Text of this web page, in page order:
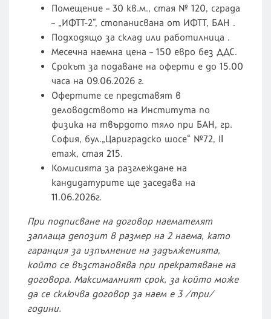
Помещение – 30 кв.м., стая № 120, сграда
– „ИФТТ-2“, стопанисвана от ИФТТ, БАН .
Подходящо за склад или работилница .
Месечна наемна цена – 150 евро без ДДС.
Срокът за подаване на оферти е до 15.00
часа на 09.06.2026 г.
Офертите се представят в
деловодството на Института по
физика на твърдото тяло при БАН, гр.
София, бул.„Цариградско шосе“ №72, IІ
етаж, стая 215.
Комисията за разглеждане на
кандидатурите ще заседава на
11.06.2026г.
При подписване на договор наемателят
заплаща депозит в размер на 2 наема, като
гаранция за изпълнение на задълженията,
който се възстановява при прекратяване на
договора. Максималният срок, за който може
да се сключва договор за наем е 3 /три/
години.